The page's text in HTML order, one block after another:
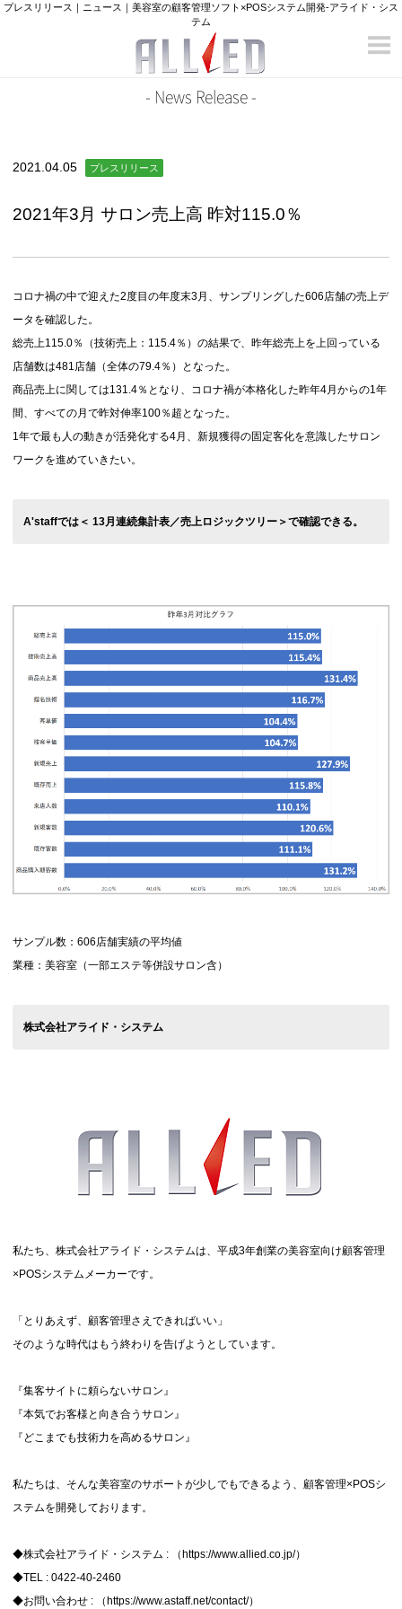
プレスリリース｜ニュース｜美容室の顧客管理ソフト×POSシステム開発-アライド・シス
テム
TOP
POS Labo
お問い合わせ
- News Release -
2021.04.05 プレスリリース
2021年3月 サロン売上高 昨対115.0％
コロナ禍の中で迎えた2度目の年度末3月、サンプリングした606店舗の売上デ
ータを確認した。
総売上115.0％（技術売上：115.4％）の結果で、昨年総売上を上回っている
店舗数は481店舗（全体の79.4％）となった。
商品売上に関しては131.4％となり、コロナ禍が本格化した昨年4月からの1年
間、すべての月で昨対伸率100％超となった。
1年で最も人の動きが活発化する4月、新規獲得の固定客化を意識したサロン
ワークを進めていきたい。
A'staffでは＜ 13月連続集計表／売上ロジックツリー＞で確認できる。
サンプル数：606店舗実績の平均値
業種：美容室（一部エステ等併設サロン含）
株式会社アライド・システム
私たち、株式会社アライド・システムは、平成3年創業の美容室向け顧客管理
×POSシステムメーカーです。
「とりあえず、顧客管理さえできればいい」
そのような時代はもう終わりを告げようとしています。
『集客サイトに頼らないサロン』
『本気でお客様と向き合うサロン』
『どこまでも技術力を高めるサロン』
私たちは、そんな美容室のサポートが少しでもできるよう、顧客管理×POSシ
ステムを開発しております。
◆株式会社アライド・システム : （https://www.allied.co.jp/）
◆TEL : 0422-40-2460
◆お問い合わせ : （https://www.astaff.net/contact/）